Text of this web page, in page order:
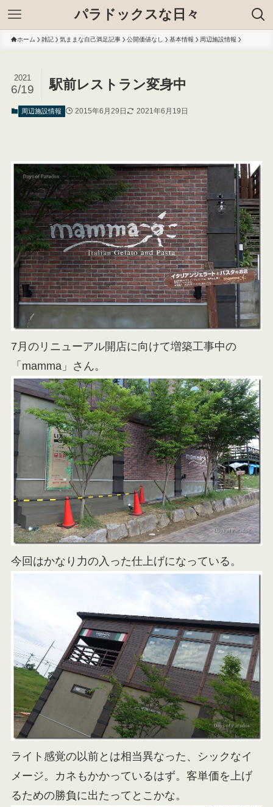
パラドックスな日々
ホーム 雑記 気ままな自己満足記事 公開価値なし 基本情報 周辺施設情報
駅前レストラン変身中
2021
6/19
周辺施設情報 2015年6月29日 2021年6月19日
7月のリニューアル開店に向けて増築工事中の
「mamma」さん。
今回はかなり力の入った仕上げになっている。
ライト感覚の以前とは相当異なった、シックなイ
メージ。カネもかかっているはず。客単価を上げ
るための勝負に出たってとこかな。